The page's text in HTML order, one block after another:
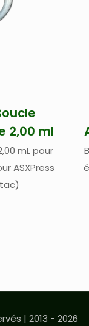
2,00 ml
mL pour
ASXPress
| 2013 - 2026